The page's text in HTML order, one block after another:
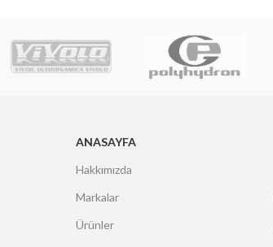
ANASAYFA
Hakkımızda
Markalar
Ürünler